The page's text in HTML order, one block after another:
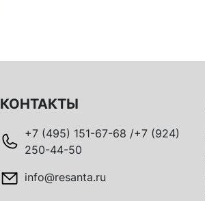
КОНТАКТЫ
+7 (495) 151-67-68 /+7 (924)
250-44-50
info@resanta.ru